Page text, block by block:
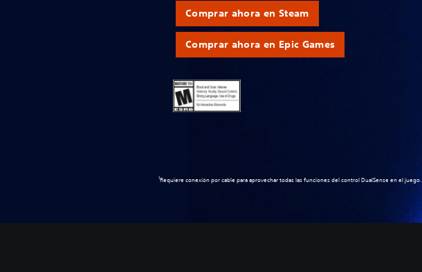
Comprar ahora en Steam
Comprar ahora en Epic Games
1Requiere conexión por cable para aprovechar todas las funciones del control DualSense en el juego.